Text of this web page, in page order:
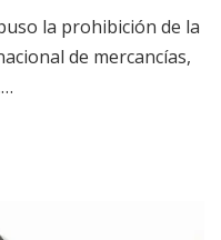
la prohibición de la
de mercancías,